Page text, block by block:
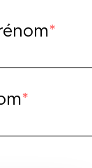
- 75003 Paris
Les Halles
54 53 00
de 15h à 18h